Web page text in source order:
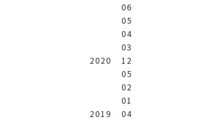
06
05
04
03
2020
12
05
02
01
2019
04